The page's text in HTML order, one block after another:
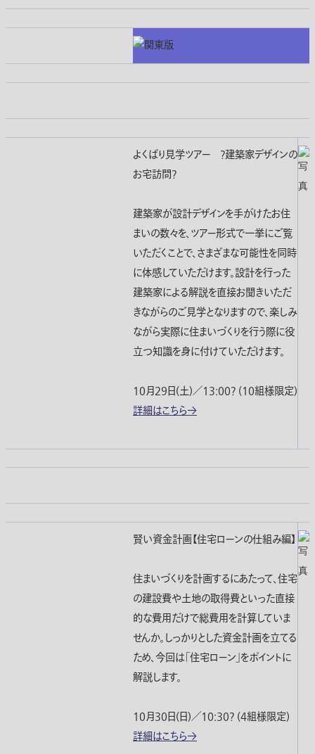
よくばり見学ツアー ?建築家デザインの
お宅訪問?
建築家が設計デザインを手がけたお住
まいの数々を、ツアー形式で一挙にご覧
いただくことで、さまざまな可能性を同時
に体感していただけます。設計を行った
建築家による解説を直接お聞きいただ
きながらのご見学となりますので、楽しみ
ながら実際に住まいづくりを行う際に役
立つ知識を身に付けていただけます。
10月29日(土)／13:00? (10組様限定)
詳細はこちら→
賢い資金計画【住宅ローンの仕組み編】
住まいづくりを計画するにあたって、住宅
の建設費や土地の取得費といった直接
的な費用だけで総費用を計算していま
せんか。しっかりとした資金計画を立てる
ため、今回は「住宅ローン」をポイントに
解説します。
10月30日(日)／10:30? (4組様限定)
詳細はこちら→